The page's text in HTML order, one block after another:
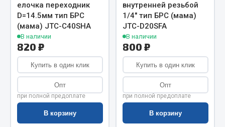
Показать ещё
Весь раздел
Автомобильная электрика
Автолампы
Блоки реле и предохранителей
Вилки нагрузочные
елочка переходник
D=14.5мм тип БРС
(мама) JTC-C40SHA
В наличии
820 ₽
Купить в один клик
Опт
при полной предоплате
В корзину
внутренней резьбой
1/4" тип БРС (мама)
JTC-D20SFA
В наличии
800 ₽
Купить в один клик
Опт
при полной предоплате
В корзину